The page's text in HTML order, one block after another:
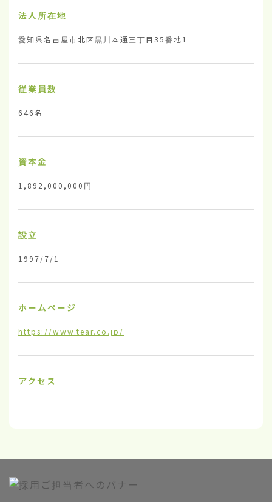
法人所在地
愛知県名古屋市北区黒川本通三丁目35番地1
従業員数
646名
資本金
1,892,000,000円
設立
1997/7/1
ホームページ
https://www.tear.co.jp/
アクセス
-